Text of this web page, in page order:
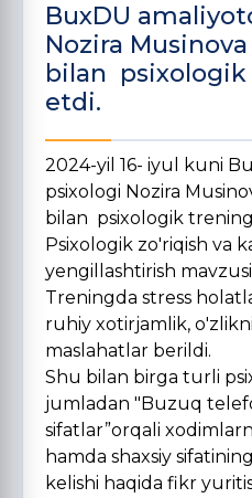
BuxDU
Nozira
bilan
etdi.
2024-yil 16- iyul kuni
psixologi Nozira
bilan psixologik
Psixologik zo'riqish va
yengillashtirish
Treningda stress
ruhiy xotirjamlik,
maslahatlar berildi.
Shu bilan birga turli
jumladan "Buzuq
sifatlar”orqali
hamda shaxsiy
kelishi haqida fikr